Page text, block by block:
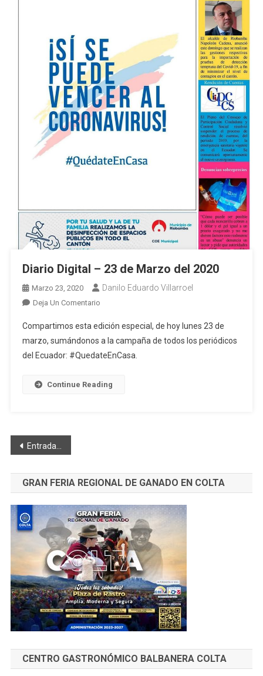
Diario Digital – 23 de Marzo del 2020
Marzo 23, 2020 Danilo Eduardo Villarroel
Deja Un ComentarioEn
Digital
–
23
Marzo
Compartimos esta edición especial, de hoy lunes 23 de
marzo, sumándonos a la campaña de todos los periódicos
del Ecuador: #QuedateEnCasa.
Continue Reading
Navegación
de
entradas
Entradas anteriores
GRAN FERIA REGIONAL DE GANADO EN COLTA
CENTRO GASTRONÓMICO BALBANERA COLTA